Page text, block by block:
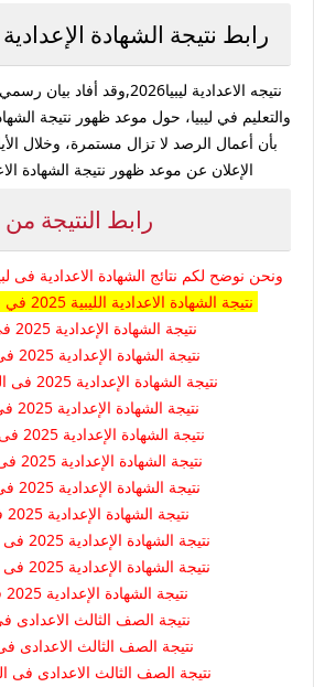
رابط نتيجة الشهادة الإعدادية في
نتيجه الاعدادية
بأن أعمال الرصد لا تزال مستمرة، وخلال
الإعلان عن موعد ظهور نتيجة الشهادة
رابط النتيجة من
ونحن نوضح لكم نتائج الشهادة الاعدادية فى
نتيجة الشهادة الاعدادية الليبية 2025 في جميع محافظات ليبيا
نتيجة الشهادة الإعدادية 2025 فى الجفرة,
نتيجة الشهادة الإعدادية 2025 فى المرقب,
نتيجة الشهادة الإعدادية 2025 فى الجبل الأخضر,
نتيجة الشهادة الإعدادية 2025 فى مصراتة,
نتيجة الشهادة الإعدادية 2025 فى بني غازي,
نتيجة الشهادة الإعدادية 2025 فى طرابلس,
نتيجة الشهادة الإعدادية 2025 فى الواحات,
نتيجة الشهادة الإعدادية 2025 فى سبها,
نتيجة الشهادة الإعدادية 2025 فى وادي الحياة,
نتيجة الشهادة الإعدادية 2025 فى ليبيا الغربية,
نتيجة الشهادة الإعدادية 2025 فى غات,
نتيجة الصف الثالث الاعدادى
نتيجة الصف الثالث الاعدادى
نتيجة الصف الثالث الاعدادى فى